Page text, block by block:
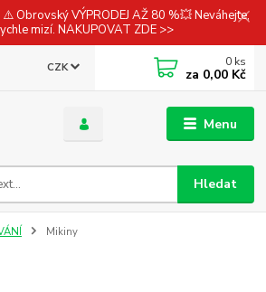
Obrovský VÝPRODEJ AŽ 80 %💥 Neváhejte,
mizí. NAKUPOVAT ZDE >>
Menu
CZK
Hledat
0 ks
za 0,00 Kč
Mikiny